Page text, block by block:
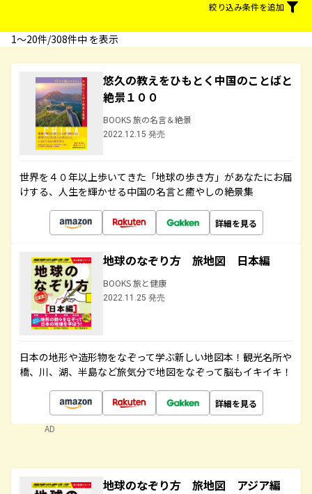
絞り込み条件を追加
1〜20件/308件中 を表示
悠久の教えをひもとく中国のことばと
絶景１００
BOOKS 旅の名言＆絶景
2022.12.15 発売
世界を４０年以上歩いてきた「地球の歩き方」があなたにお届
けする、人生を輝かせる中国の名言と癒やしの絶景集
詳細を見る
地球のなぞり方 旅地図 日本編
BOOKS 旅と健康
2022.11.25 発売
日本の地形や造形物をなぞって学ぶ新しい地図本！観光名所や
橋、川、湖、半島など旅気分で地図をなぞって脳もイキイキ！
詳細を見る
AD
地球のなぞり方 旅地図 アジア編